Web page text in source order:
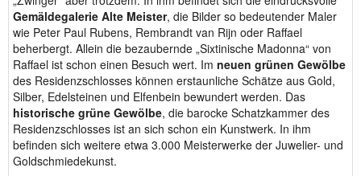
Gemäldegalerie Alte Meister, die Bilder so bedeutender Maler
wie Peter Paul Rubens, Rembrandt van Rijn oder Raffael
beherbergt. Allein die bezaubernde „Sixtinische Madonna“ von
Raffael ist schon einen Besuch wert. Im neuen grünen Gewölbe
des Residenzschlosses können erstaunliche Schätze aus Gold,
Silber, Edelsteinen und Elfenbein bewundert werden. Das
historische grüne Gewölbe, die barocke Schatzkammer des
Residenzschlosses ist an sich schon ein Kunstwerk. In ihm
befinden sich weitere etwa 3.000 Meisterwerke der Juwelier- und
Goldschmiedekunst.